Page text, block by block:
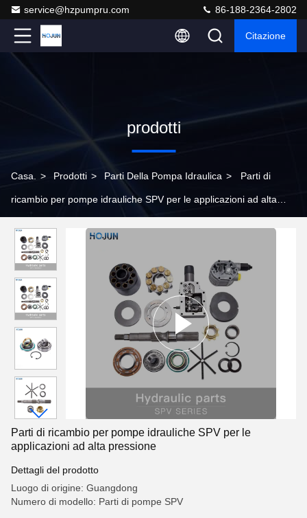
service@hzpumpru.com 86-188-2364-2802
Citazione
prodotti
Casa. > Prodotti > Parti Della Pompa Idraulica > Parti di
ricambio per pompe idrauliche SPV per le applicazioni ad alta
Parti di ricambio per pompe idrauliche SPV per le
applicazioni ad alta pressione
Dettagli del prodotto
Luogo di origine: Guangdong
Numero di modello: Parti di pompe SPV